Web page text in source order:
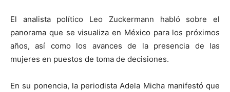
El analista político Leo Zuckermann habló sobre el
panorama que se visualiza en México para los próximos
años, así como los avances de la presencia de las
mujeres en puestos de toma de decisiones.
En su ponencia, la periodista Adela Micha manifestó que